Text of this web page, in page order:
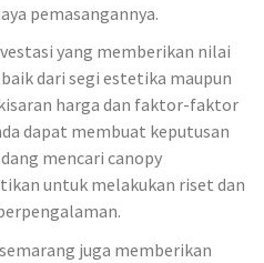
pemasangannya.
yang memberikan nilai
dari segi estetika maupun
harga dan faktor-faktor
dapat membuat keputusan
mencari canopy
untuk melakukan riset dan
juga memberikan